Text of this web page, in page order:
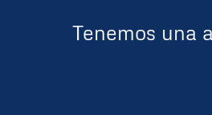
Tenemos una